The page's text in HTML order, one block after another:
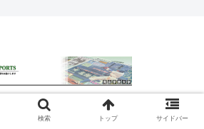
© 2020 青山スポーツ.
検索 トップ サイドバー